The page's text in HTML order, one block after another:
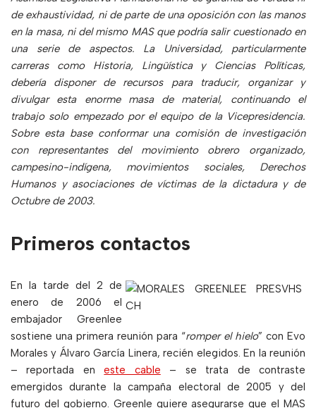
de exhaustividad, ni de parte de una oposición con las manos
en la masa, ni del mismo MAS que podría salir cuestionado en
una serie de aspectos. La Universidad, particularmente
carreras como Historia, Lingüística y Ciencias Políticas,
debería disponer de recursos para traducir, organizar y
divulgar esta enorme masa de material, continuando el
trabajo solo empezado por el equipo de la Vicepresidencia.
Sobre esta base conformar una comisión de investigación
con representantes del movimiento obrero organizado,
campesino-indígena, movimientos sociales, Derechos
Humanos y asociaciones de víctimas de la dictadura y de
Octubre de 2003.
Primeros contactos
En la tarde del 2 de
enero de 2006 el
embajador Greenlee
sostiene una primera reunión para “romper el hielo” con Evo
Morales y Álvaro García Linera, recién elegidos. En la reunión
– reportada eneste cable – se trata de contraste
emergidos durante la campaña electoral de 2005 y del
futuro del gobierno. Greenle quiere asegurarse que el MAS